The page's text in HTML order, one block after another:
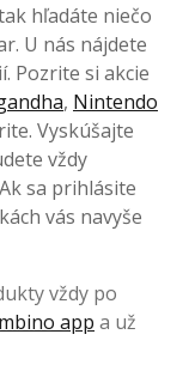
hľadáte niečo
U nás nájdete
Pozrite si akcie
, Nintendo
Vyskúšajte
vždy
sa prihlásite
vás navyše
vždy po
app a už